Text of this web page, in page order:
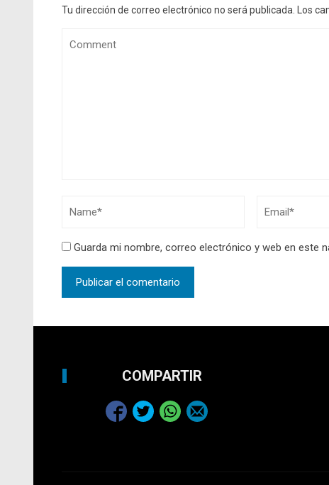
Tu dirección de correo electrónico no será publicada. Los
Guarda mi nombre, correo electrónico y web en este
COMPARTIR